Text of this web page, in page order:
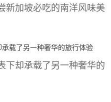
新加坡必吃的南洋风味美
下却承载了另一种奢华的